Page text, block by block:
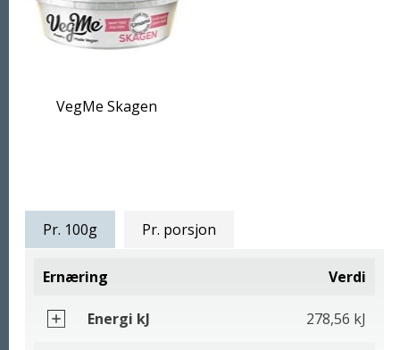
VegMe Skagen
Næringsinnhold
Pr. 100g Pr. porsjon
Ernæring Verdi
Energi kJ 278,56 kJ